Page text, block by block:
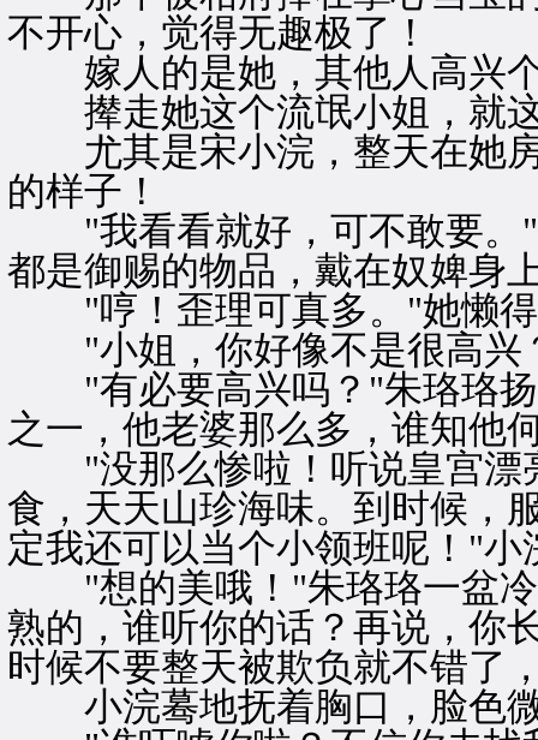
不开心，觉得无趣极了！
嫁人的是她，其他人高兴
撵走她这个流氓小姐，就这
尤其是宋小浣，整天在她房
的样子！
"我看看就好，可不敢要。"
都是御赐的物品，戴在奴婢身
"哼！歪理可真多。"她懒得
"小姐，你好像不是很高兴
"有必要高兴吗？"朱珞珞扬
之一，他老婆那么多，谁知他
"没那么惨啦！听说皇宫漂
食，天天山珍海味。到时候，
定我还可以当个小领班呢！"小
"想的美哦！"朱珞珞一盆冷
熟的，谁听你的话？再说，你
时候不要整天被欺负就不错了
小浣蓦地抚着胸口，脸色